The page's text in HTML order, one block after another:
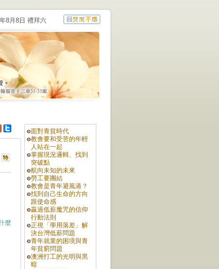
8月8日 禮拜六
麼
面對青貧時代
教會要和受苦的年輕
人站在一起
掌握現況邏輯、找到
突破點
航向未知的未來
勞工要團結
教會是青年避風港？
找到自己生命的方向
跟使命感
贏過低薪魔咒的信仰
行動法則
正視「學用落差」解
決台灣低薪問題
青年就業的困境與青
年貧窮問題
澳洲打工的光明與黑
暗